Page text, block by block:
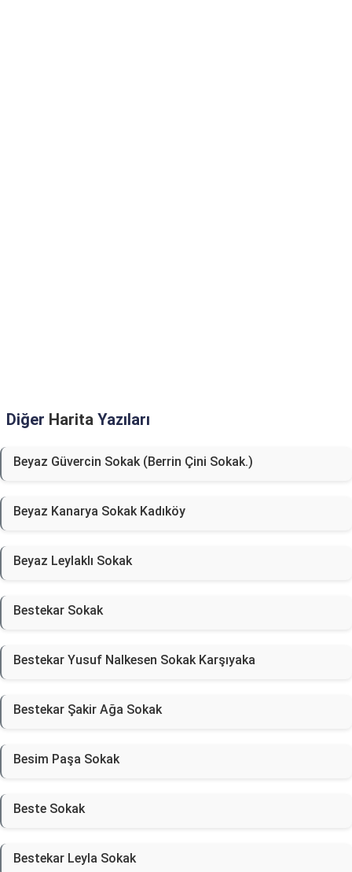
Diğer Harita Yazıları
Beyaz Güvercin Sokak (Berrin Çini Sokak.)
Beyaz Kanarya Sokak Kadıköy
Beyaz Leylaklı Sokak
Bestekar Sokak
Bestekar Yusuf Nalkesen Sokak Karşıyaka
Bestekar Şakir Ağa Sokak
Besim Paşa Sokak
Beste Sokak
Bestekar Leyla Sokak